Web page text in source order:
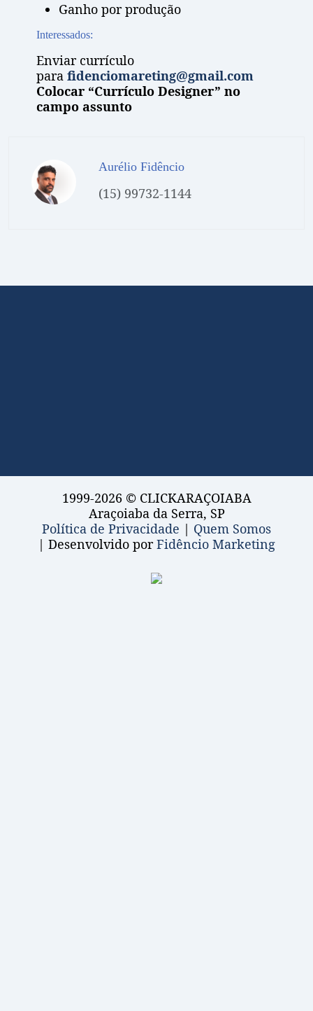
Ganho por produção
Interessados:
Enviar currículo
para fidenciomareting@gmail.com
Colocar “Currículo Designer” no
campo assunto
Aurélio Fidêncio
(15) 99732-1144
1999-2026 © CLICKARAÇOIABA
Araçoiaba da Serra, SP
Política de Privacidade | Quem Somos
| Desenvolvido porFidêncio Marketing